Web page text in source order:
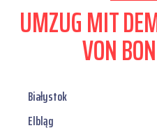
UMZUG MIT
VON
Białystok
Elbląg